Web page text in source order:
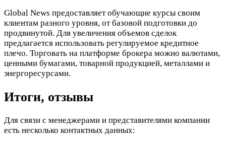
Global News предоставляет обучающие курсы своим
клиентам разного уровня, от базовой подготовки до
продвинутой. Для увеличения объемов сделок
предлагается использовать регулируемое кредитное
плечо. Торговать на платформе брокера можно валютами,
ценными бумагами, товарной продукцией, металлами и
энергоресурсами.
Итоги, отзывы
Для связи с менеджерами и представителями компании
есть несколько контактных данных: